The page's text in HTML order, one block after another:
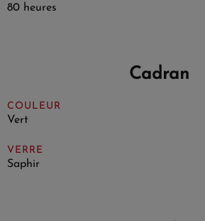
80 heures
Cadran
COULEUR
Vert
VERRE
Saphir